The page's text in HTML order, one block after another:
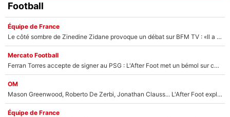
Football
Équipe de France
Le côté sombre de Zinedine Zidane provoque un débat sur BFM TV : «Il a pris 14 cartons rouges»
Mercato Football
Ferran Torres accepte de signer au PSG : L'After Foot met un bémol sur ce transfert, le champion du monde va couter trop cher ?
OM
Mason Greenwood, Roberto De Zerbi, Jonathan Clauss... L'After Foot explique pourquoi Medhi Benatia a craqué à l'OM !
Équipe de France